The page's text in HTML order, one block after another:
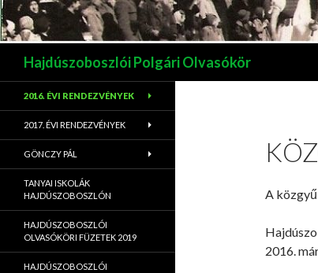
Hajdúszoboszlói Polgári Olvasókör
A
2016.
2016. ÉVI RENDEZVÉNYEK
2017. ÉVI RENDEZVÉNYEK
GÖNCZY PÁL
TANYAI ISKOLÁK
HAJDÚSZOBOSZLÓN
HAJDÚSZOBOSZLÓI
OLVASÓKÖRI FÜZETEK 2019
HAJDÚSZOBOSZLÓI